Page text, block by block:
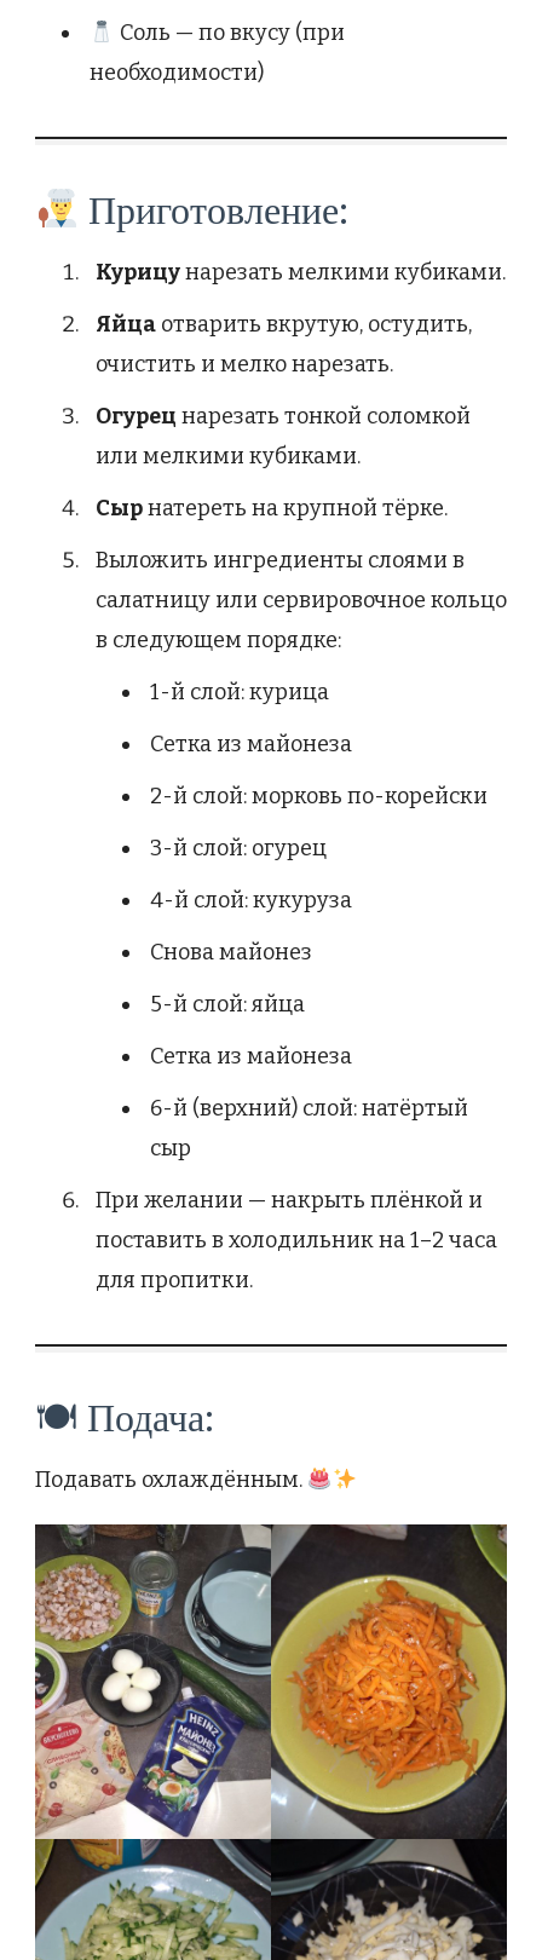
Соль — по вкусу (при
необходимости)
Приготовление:
Курицунарезать мелкими кубиками.
Яйца отварить вкрутую, остудить,
очистить и мелко нарезать.
Огурец нарезать тонкой соломкой
или мелкими кубиками.
Сырнатереть на крупной тёрке.
Выложить ингредиенты слоями в
салатницу или сервировочное кольцо
в следующем порядке:
1-й слой: курица
Сетка из майонеза
2-й слой: морковь по-корейски
3-й слой: огурец
4-й слой: кукуруза
Снова майонез
5-й слой: яйца
Сетка из майонеза
6-й (верхний) слой: натёртый
сыр
При желании — накрыть плёнкой и
поставить в холодильник на 1–2 часа
для пропитки.
🍽 Подача:
Подавать охлаждённым.